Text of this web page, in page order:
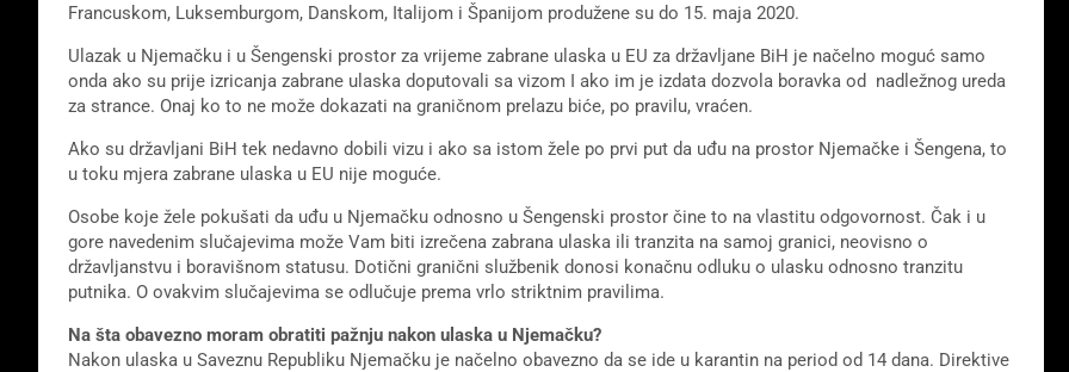
Francuskom, Luksemburgom, Danskom, Italijom i Španijom produžene su do 15. maja 2020.
Ulazak u Njemačku i u Šengenski prostor za vrijeme zabrane ulaska u EU za državljane BiH je načelno moguć samo
onda ako su prije izricanja zabrane ulaska doputovali sa vizom I ako im je izdata dozvola boravka od nadležnog ureda
za strance. Onaj ko to ne može dokazati na graničnom prelazu biće, po pravilu, vraćen.
Ako su državljani BiH tek nedavno dobili vizu i ako sa istom žele po prvi put da uđu na prostor Njemačke i Šengena, to
u toku mjera zabrane ulaska u EU nije moguće.
Osobe koje žele pokušati da uđu u Njemačku odnosno u Šengenski prostor čine to na vlastitu odgovornost. Čak i u
gore navedenim slučajevima može Vam biti izrečena zabrana ulaska ili tranzita na samoj granici, neovisno o
državljanstvu i boravišnom statusu. Dotični granični službenik donosi konačnu odluku o ulasku odnosno tranzitu
putnika. O ovakvim slučajevima se odlučuje prema vrlo striktnim pravilima.
Na šta obavezno moram obratiti pažnju nakon ulaska u Njemačku?
Nakon ulaska u Saveznu Republiku Njemačku je načelno obavezno da se ide u karantin na period od 14 dana. Direktive